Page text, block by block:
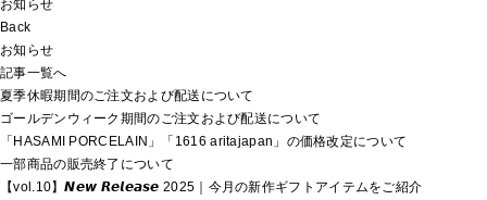
お知らせ
Back
お知らせ
記事一覧へ
夏季休暇期間のご注文および配送について
ゴールデンウィーク期間のご注文および配送について
「HASAMI PORCELAIN」「1616 aritajapan」の価格改定について
一部商品の販売終了について
【vol.10】𝙉𝙚𝙬 𝙍𝙚𝙡𝙚𝙖𝙨𝙚 2025｜今月の新作ギフトアイテムをご紹介